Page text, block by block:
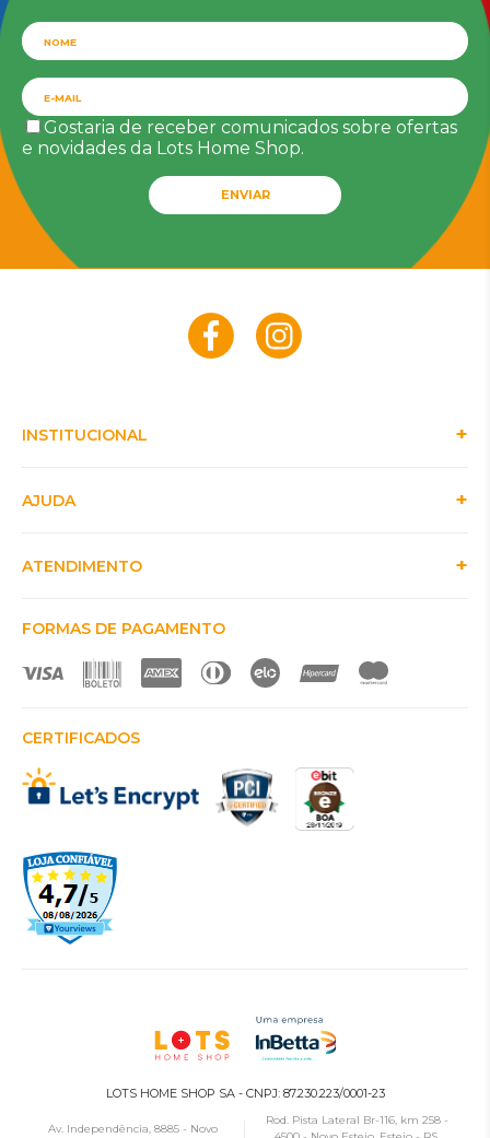
Gostaria de receber comunicados sobre ofertas
e novidades da Lots Home Shop.
ENVIAR
INSTITUCIONAL
AJUDA
ATENDIMENTO
FORMAS DE PAGAMENTO
CERTIFICADOS
LOTS HOME SHOP SA - CNPJ: 87.230.223/0001-23
Av. Independência, 8885 - Novo
Rod. Pista Lateral Br-116, km 258 -